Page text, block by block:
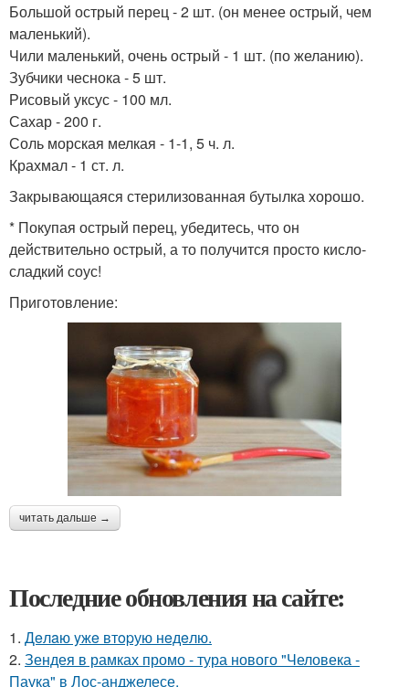
Большой острый перец - 2 шт. (он менее острый, чем
маленький).
Чили маленький, очень острый - 1 шт. (по желанию).
Зубчики чеснока - 5 шт.
Рисовый уксус - 100 мл.
Сахар - 200 г.
Соль морская мелкая - 1-1, 5 ч. л.
Крахмал - 1 ст. л.
Закрывающаяся стерилизованная бутылка хорошо.
* Покупая острый перец, убедитесь, что он
действительно острый, а то получится просто кисло-
сладкий соус!
Приготовление:
читать дальше →
Последние обновления на сайте:
1. Дeлaю yжe втopую нeдeлю.
2. Зендея в рамках промо - тура нового "Человека -
Паука" в Лос-анджелесе.